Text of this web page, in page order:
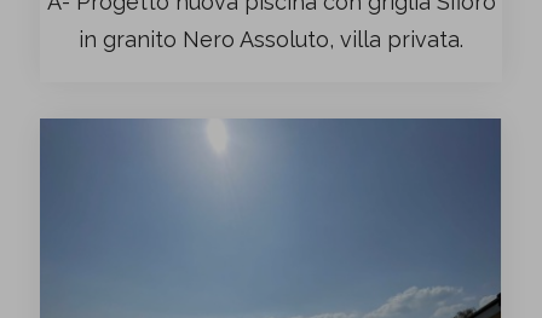
in granito Nero Assoluto, villa privata.